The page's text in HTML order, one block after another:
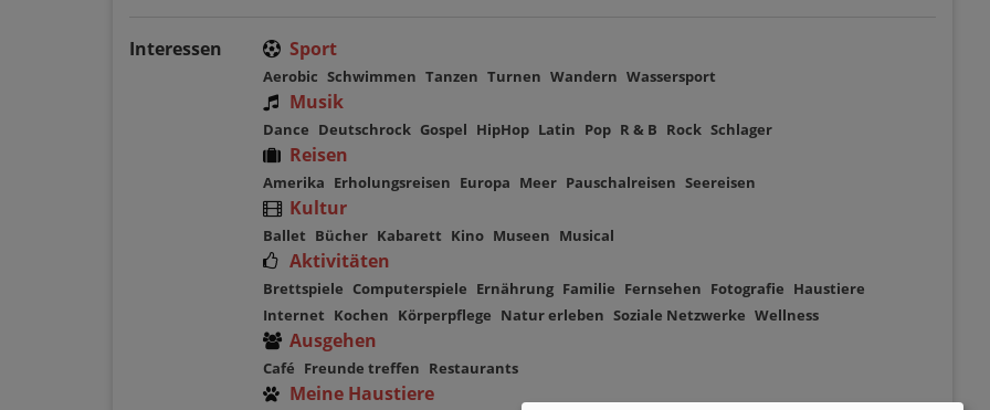
Interessen Sport
Aerobic Schwimmen Tanzen Turnen Wandern Wassersport
Musik
Dance Deutschrock Gospel HipHop Latin Pop R & B Rock Schlager
Reisen
Amerika Erholungsreisen Europa Meer Pauschalreisen Seereisen
Kultur
Ballet Bücher Kabarett Kino Museen Musical
Aktivitäten
Brettspiele Computerspiele Ernährung Familie Fernsehen Fotografie Haustiere
Internet Kochen Körperpflege Natur erleben Soziale Netzwerke Wellness
Ausgehen
Café Freunde treffen Restaurants
Meine Haustiere